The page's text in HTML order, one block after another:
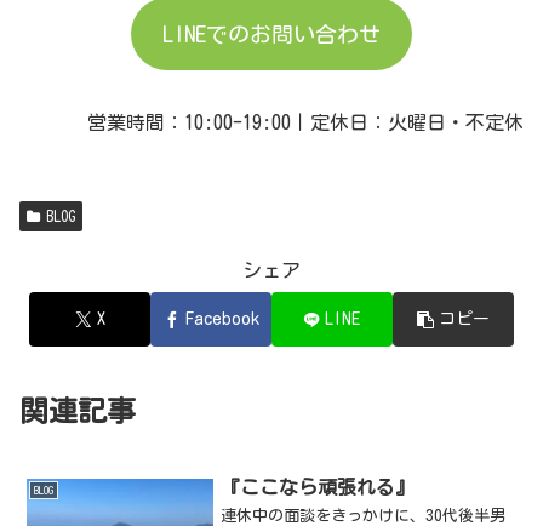
LINEでのお問い合わせ
営業時間：10:00-19:00｜定休日：火曜日・不定休
BLOG
シェア
X Facebook LINE コピー
関連記事
BLOG 『ここなら頑張れる』
連休中の面談をきっかけに、30代後半男